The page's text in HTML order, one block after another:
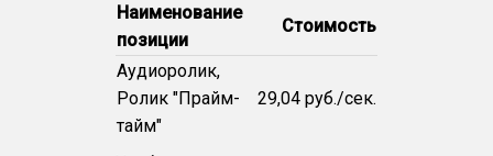
Наименование
позиции
Стоимость
Аудиоролик,
Ролик "Прайм-
тайм"
29,04 руб./сек.